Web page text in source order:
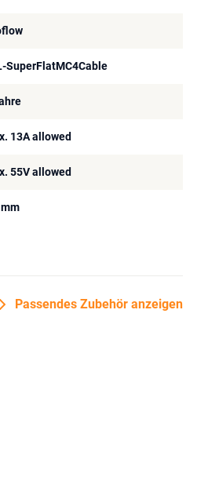
SuperFlatMC4Cable
13A allowed
55V allowed
Passendes Zubehör anzeigen